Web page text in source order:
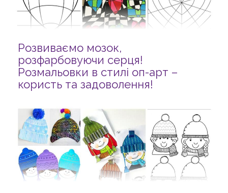
Розвиваємо мозок,
розфарбовуючи серця!
Розмальовки в стилі оп-арт –
користь та задоволення!